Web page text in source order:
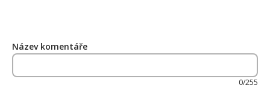
Název komentáře
0/255